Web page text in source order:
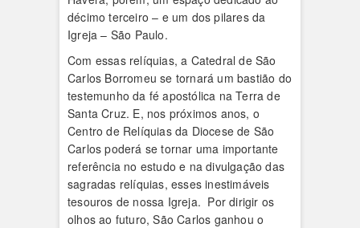
décimo terceiro – e um dos pilares da
Igreja – São Paulo.
Com essas relíquias, a Catedral de São
Carlos Borromeu se tornará um bastião do
testemunho da fé apostólica na Terra de
Santa Cruz. E, nos próximos anos, o
Centro de Relíquias da Diocese de São
Carlos poderá se tornar uma importante
referência no estudo e na divulgação das
sagradas relíquias, esses inestimáveis
tesouros de nossa Igreja. Por dirigir os
olhos ao futuro, São Carlos ganhou o